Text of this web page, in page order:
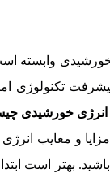
وابسته
تکنولوژی
انرژی خورشیدی
مزایا و معایب
بهتر است